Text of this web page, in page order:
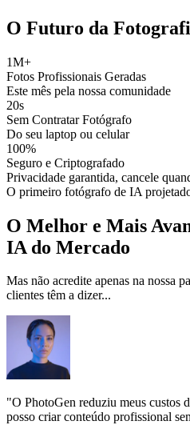
O Futuro da
1M+
Fotos Profissionais Geradas
Este mês pela nossa comunidade
20s
Sem Contratar Fotógrafo
Do seu laptop ou celular
100%
Seguro e Criptografado
Privacidade garantida, cancele
O primeiro fotógrafo de IA
O Melhor e Mais
IA do Mercado
Mas não acredite apenas na nossa
clientes têm a dizer...
"O PhotoGen reduziu meus custos
posso criar conteúdo profissional